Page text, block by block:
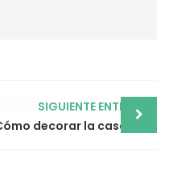
SIGUIENTE ENTRADA